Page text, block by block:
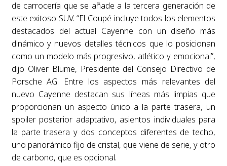
de carrocería que se añade a la tercera generación de
este exitoso SUV. “El Coupé incluye todos los elementos
destacados del actual Cayenne con un diseño más
dinámico y nuevos detalles técnicos que lo posicionan
como un modelo más progresivo, atlético y emocional”,
dijo Oliver Blume, Presidente del Consejo Directivo de
Porsche AG. Entre los aspectos más relevantes del
nuevo Cayenne destacan sus líneas más limpias que
proporcionan un aspecto único a la parte trasera, un
spoiler posterior adaptativo, asientos individuales para
la parte trasera y dos conceptos diferentes de techo,
uno panorámico fijo de cristal, que viene de serie, y otro
de carbono, que es opcional.